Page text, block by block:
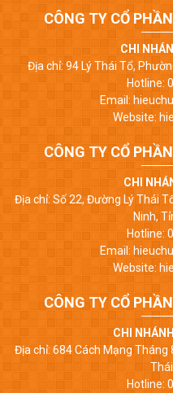
CÔNG TY CỔ
CHI
Địa chỉ: 94 Lý Thái Tổ,
Hotline:
Email:
Website:
CÔNG TY CỔ
CHI
Địa chỉ: Số 22, Đường Lý Thái
Ninh,
Hotline:
Email:
Website:
CÔNG TY CỔ
CHI
Địa chỉ: 684 Cách Mạng Tháng
Hotline: